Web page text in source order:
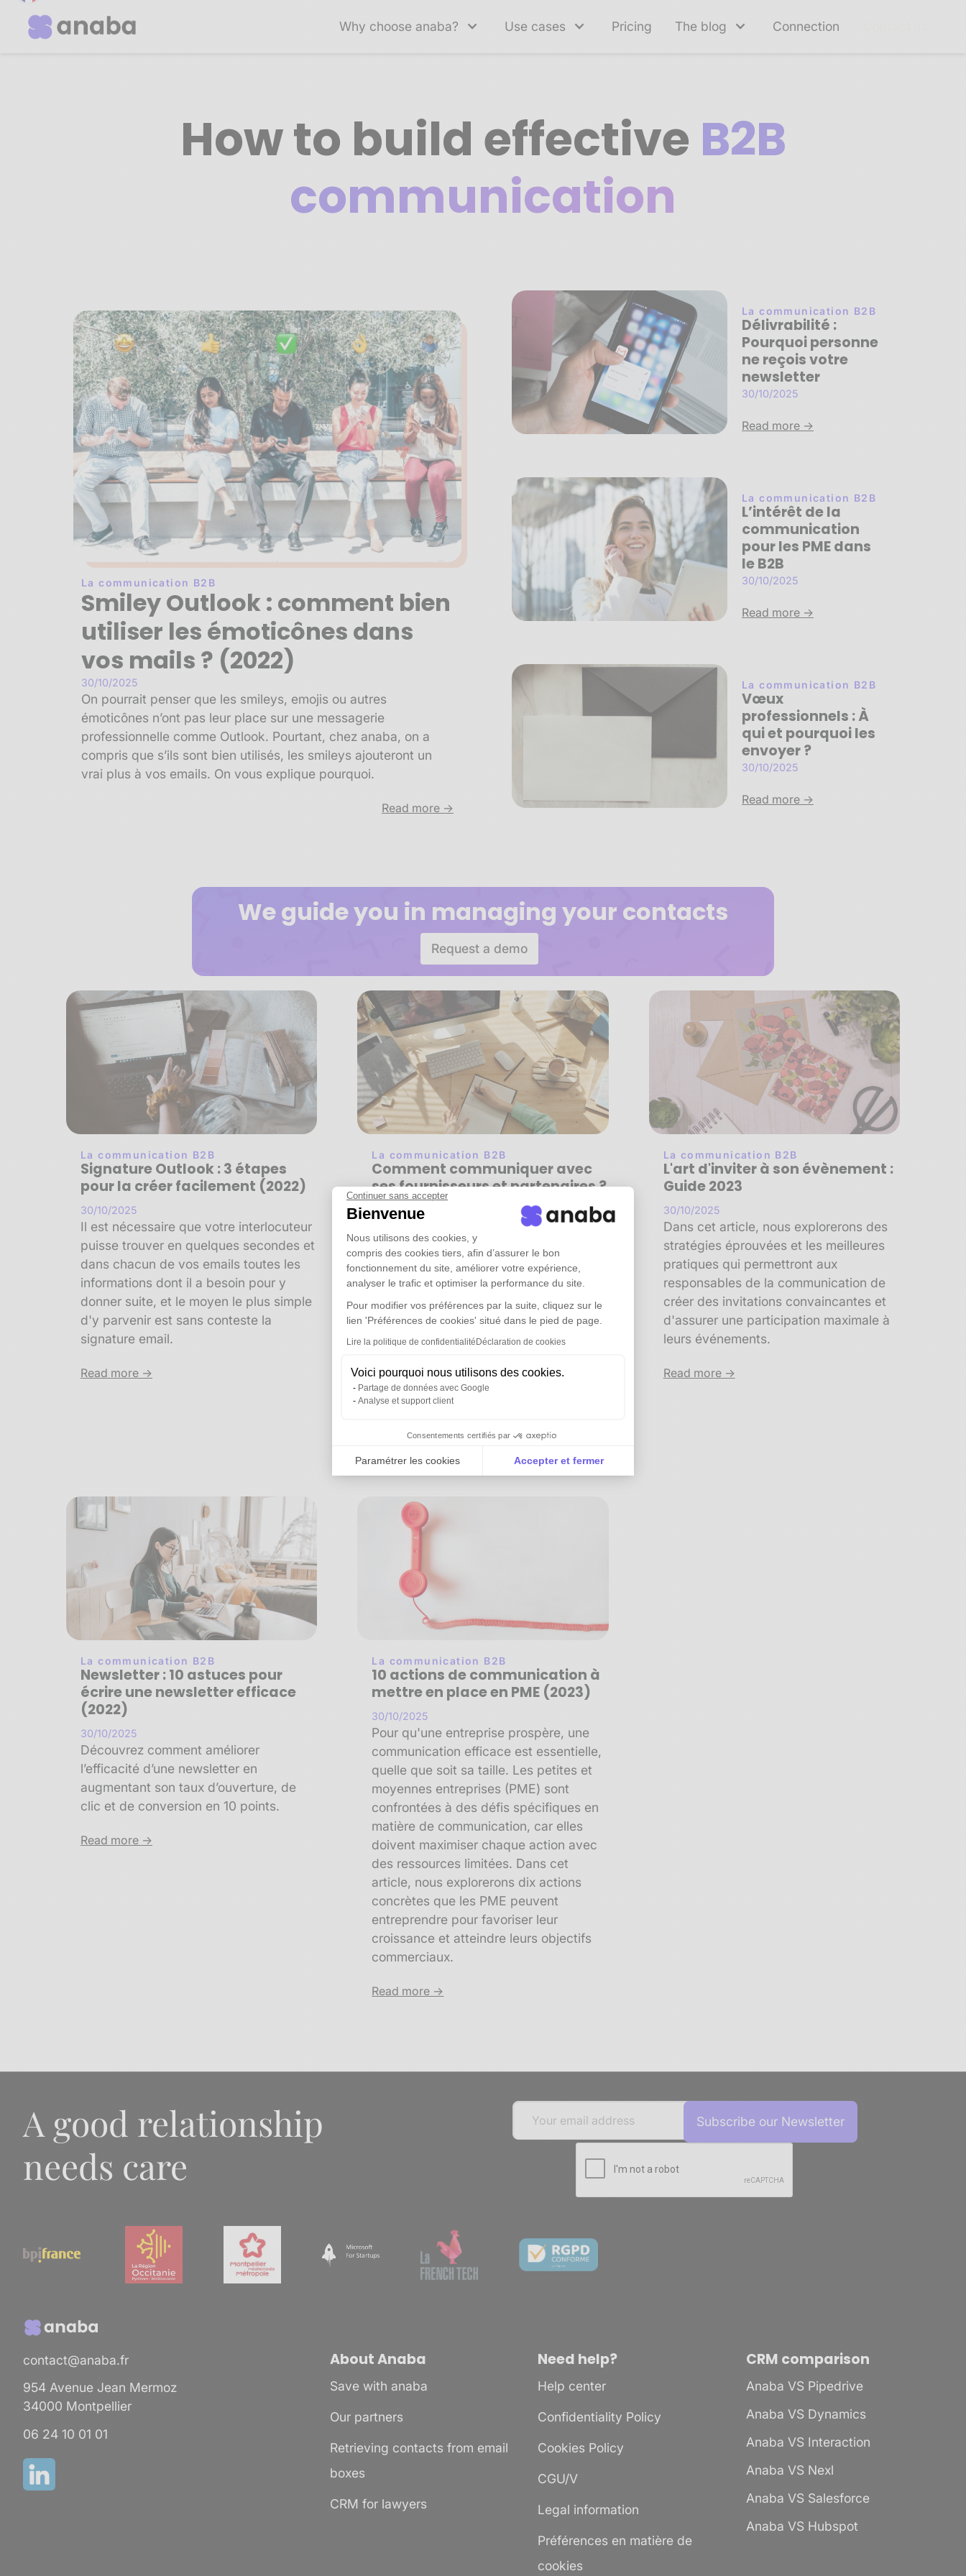
Continuer sans accepter
Bienvenue
Nous utilisons des cookies, y
compris des cookies tiers, afin d’assurer le bon
fonctionnement du site, améliorer votre expérience,
analyser le trafic et optimiser la performance du site.
Pour modifier vos préférences par la suite, cliquez sur le
lien 'Préférences de cookies' situé dans le pied de page.
Lire la politique de confidentialité Déclaration de cookies
Voici pourquoi nous utilisons des cookies.
Partage de données avec Google
Analyse et support client
Consentements certifiés par
Paramétrer les cookies Accepter et fermer
Notre plateforme vous permet d'adapter et de gérer vos paramètres de confidentialité, en garantissant la
Why choose anaba? Use cases Pricing The blog Connection
How to build effective B2B
communication
La communication B2B
Smiley Outlook : comment bien
utiliser les émoticônes dans
vos mails ? (2022)
30/10/2025
On pourrait penser que les smileys, emojis ou autres
émoticônes n’ont pas leur place sur une messagerie
professionnelle comme Outlook. Pourtant, chez anaba, on a
compris que s’ils sont bien utilisés, les smileys ajouteront un
vrai plus à vos emails. On vous explique pourquoi.
Read more ->
La communication B2B
Délivrabilité :
Pourquoi personne
ne reçois votre
newsletter
30/10/2025
Read more ->
La communication B2B
L’intérêt de la
communication
pour les PME dans
le B2B
30/10/2025
Read more ->
La communication B2B
Vœux
professionnels : À
qui et pourquoi les
envoyer ?
30/10/2025
Read more ->
We guide you in managing your contacts
Request a demo
La communication B2B
Signature Outlook : 3 étapes
pour la créer facilement (2022)
30/10/2025
Il est nécessaire que votre interlocuteur
puisse trouver en quelques secondes et
dans chacun de vos emails toutes les
informations dont il a besoin pour y
donner suite, et le moyen le plus simple
d'y parvenir est sans conteste la
signature email.
Read more ->
La communication B2B
Comment communiquer avec
ses fournisseurs et partenaires ?
30/10/2025
Établir une relation de confiance avec
les fournisseurs et les partenaires
commerciaux est un élément
fondamental pour construire des
relations solides et réussies. Dans cet
article, nous examinerons les stratégies
et les meilleures pratiques pour établir
avec vos fournisseurs et partenaires
commerciaux, ouvrant ainsi la voie à
La communication B2B
L'art d'inviter à son évènement :
Guide 2023
30/10/2025
Dans cet article, nous explorerons des
stratégies éprouvées et les meilleures
pratiques qui permettront aux
responsables de la communication de
créer des invitations convaincantes et
d'assurer une participation maximale à
leurs événements.
Read more ->
La communication B2B
Newsletter : 10 astuces pour
écrire une newsletter efficace
(2022)
30/10/2025
Découvrez comment améliorer
l’efficacité d’une newsletter en
augmentant son taux d’ouverture, de
clic et de conversion en 10 points.
Read more ->
La communication B2B
10 actions de communication à
mettre en place en PME (2023)
30/10/2025
Pour qu'une entreprise prospère, une
communication efficace est essentielle,
quelle que soit sa taille. Les petites et
moyennes entreprises (PME) sont
confrontées à des défis spécifiques en
matière de communication, car elles
doivent maximiser chaque action avec
des ressources limitées. Dans cet
article, nous explorerons dix actions
concrètes que les PME peuvent
entreprendre pour favoriser leur
croissance et atteindre leurs objectifs
commerciaux.
Read more ->
A good relationship
needs care
contact@anaba.fr
954 Avenue Jean Mermoz
34000 Montpellier
06 24 10 01 01
About Anaba
Save with anaba
Our partners
Retrieving contacts from email
boxes
CRM for lawyers
Need help?
Help center
Confidentiality Policy
Cookies Policy
CGU/V
Legal information
Préférences en matière de
cookies
CRM comparison
Anaba VS Pipedrive
Anaba VS Dynamics
Anaba VS Interaction
Anaba VS Nexl
Anaba VS Salesforce
Anaba VS Hubspot